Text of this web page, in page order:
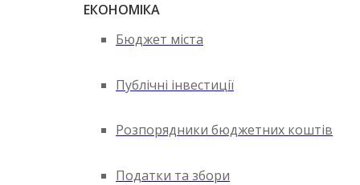
ЕКОНОМІКА
Бюджет міста
Публічні інвестиції
Розпорядники бюджетних коштів
Податки та збори